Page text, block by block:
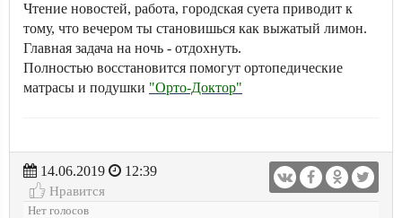
Чтение новостей, работа, городская суета приводит к
тому, что вечером ты становишься как выжатый лимон.
Главная задача на ночь - отдохнуть.
Полностью восстановится помогут ортопедические
матрасы и подушки "Орто-Доктор"
14.06.2019
12:39
Нравится
Нет голосов